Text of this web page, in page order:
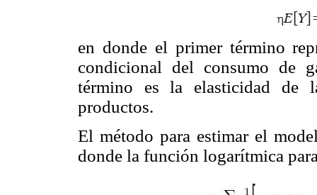
en donde el primer término
condicional del consumo de
término es la elasticidad de
productos.
El método para estimar el
donde la función logarítmica